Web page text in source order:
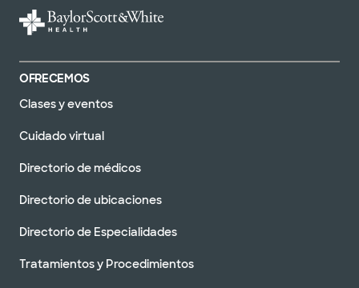
OFRECEMOS
Clases y eventos
Cuidado virtual
Directorio de médicos
Directorio de ubicaciones
Directorio de Especialidades
Tratamientos y Procedimientos